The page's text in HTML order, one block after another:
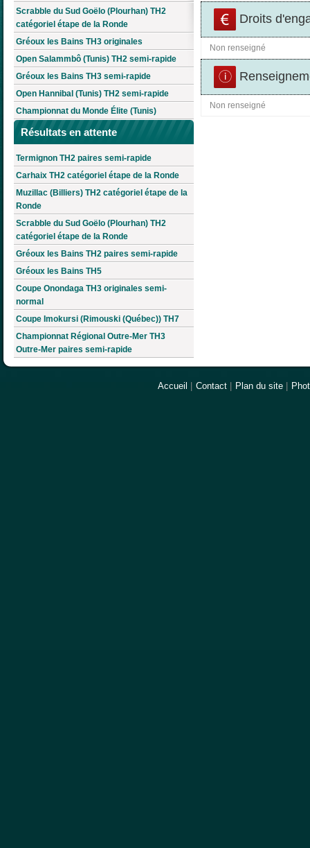
Scrabble du Sud Goëlo (Plourhan) TH2
catégoriel étape de la Ronde
Gréoux les Bains TH3 originales
Open Salammbô (Tunis) TH2 semi-rapide
Gréoux les Bains TH3 semi-rapide
Open Hannibal (Tunis) TH2 semi-rapide
Championnat du Monde Élite (Tunis)
Résultats en attente
Termignon TH2 paires semi-rapide
Carhaix TH2 catégoriel étape de la Ronde
Muzillac (Billiers) TH2 catégoriel étape de la
Ronde
Scrabble du Sud Goëlo (Plourhan) TH2
catégoriel étape de la Ronde
Gréoux les Bains TH2 paires semi-rapide
Gréoux les Bains TH5
Coupe Onondaga TH3 originales semi-
normal
Coupe Imokursi (Rimouski (Québec)) TH7
Championnat Régional Outre-Mer TH3
Outre-Mer paires semi-rapide
Droits
Non renseigné
Non renseigné
Accueil Contact Plan du site